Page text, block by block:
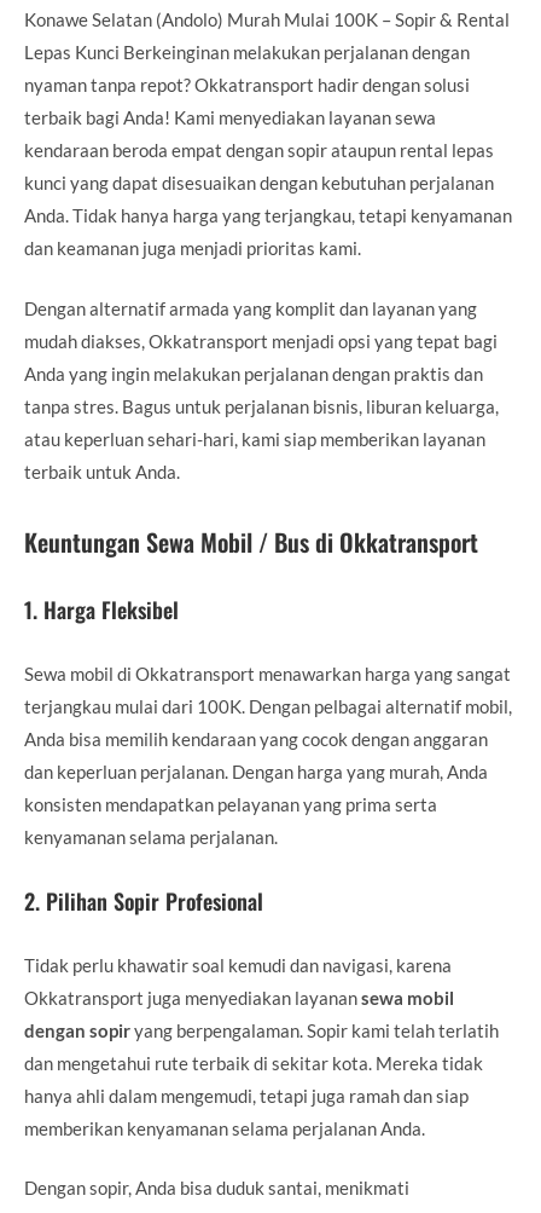
Konawe Selatan (Andolo) Murah Mulai 100K – Sopir & Rental
Lepas Kunci Berkeinginan melakukan perjalanan dengan
nyaman tanpa repot? Okkatransport hadir dengan solusi
terbaik bagi Anda! Kami menyediakan layanan sewa
kendaraan beroda empat dengan sopir ataupun rental lepas
kunci yang dapat disesuaikan dengan kebutuhan perjalanan
Anda. Tidak hanya harga yang terjangkau, tetapi kenyamanan
dan keamanan juga menjadi prioritas kami.
Dengan alternatif armada yang komplit dan layanan yang
mudah diakses, Okkatransport menjadi opsi yang tepat bagi
Anda yang ingin melakukan perjalanan dengan praktis dan
tanpa stres. Bagus untuk perjalanan bisnis, liburan keluarga,
atau keperluan sehari-hari, kami siap memberikan layanan
terbaik untuk Anda.
Keuntungan Sewa Mobil / Bus di Okkatransport
1. Harga Fleksibel
Sewa mobil di Okkatransport menawarkan harga yang sangat
terjangkau mulai dari 100K. Dengan pelbagai alternatif mobil,
Anda bisa memilih kendaraan yang cocok dengan anggaran
dan keperluan perjalanan. Dengan harga yang murah, Anda
konsisten mendapatkan pelayanan yang prima serta
kenyamanan selama perjalanan.
2. Pilihan Sopir Profesional
Tidak perlu khawatir soal kemudi dan navigasi, karena
Okkatransport juga menyediakan layanansewa mobil
dengan sopiryang berpengalaman. Sopir kami telah terlatih
dan mengetahui rute terbaik di sekitar kota. Mereka tidak
hanya ahli dalam mengemudi, tetapi juga ramah dan siap
memberikan kenyamanan selama perjalanan Anda.
Dengan sopir, Anda bisa duduk santai, menikmati